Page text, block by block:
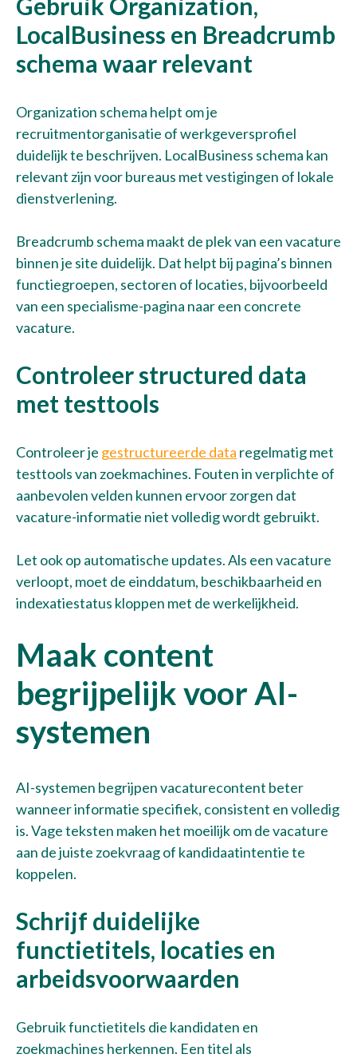
LocalBusiness en Breadcrumb
schema waar relevant
Organization schema helpt om je
recruitmentorganisatie of werkgeversprofiel
duidelijk te beschrijven. LocalBusiness schema kan
relevant zijn voor bureaus met vestigingen of lokale
dienstverlening.
Breadcrumb schema maakt de plek van een vacature
binnen je site duidelijk. Dat helpt bij pagina’s binnen
functiegroepen, sectoren of locaties, bijvoorbeeld
van een specialisme-pagina naar een concrete
vacature.
Controleer structured data
met testtools
Controleer je gestructureerde data regelmatig met
testtools van zoekmachines. Fouten in verplichte of
aanbevolen velden kunnen ervoor zorgen dat
vacature-informatie niet volledig wordt gebruikt.
Let ook op automatische updates. Als een vacature
verloopt, moet de einddatum, beschikbaarheid en
indexatiestatus kloppen met de werkelijkheid.
Maak content
begrijpelijk voor AI-
systemen
AI-systemen begrijpen vacaturecontent beter
wanneer informatie specifiek, consistent en volledig
is. Vage teksten maken het moeilijk om de vacature
aan de juiste zoekvraag of kandidaatintentie te
koppelen.
Schrijf duidelijke
functietitels, locaties en
arbeidsvoorwaarden
Gebruik functietitels die kandidaten en
zoekmachines herkennen. Een titel als